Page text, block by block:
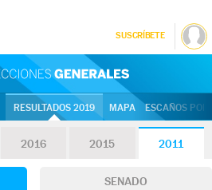
SUSCRÍBETE
RESULTADOS 2019 MAPA ESCAÑOS
2016 2015 2011
SENADO